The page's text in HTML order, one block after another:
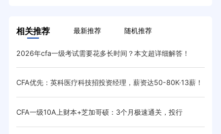
相关推荐 最新推荐 随机推荐
2026年cfa一级考试需要花多长时间？本文超详细解答！
CFA优先：英科医疗科技招投资经理，薪资达50-80K·13薪！
待遇优厚
CFA一级10A上财本+芝加哥硕：3个月极速通关，投行